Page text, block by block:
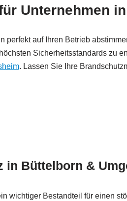
Unternehmen
auf Ihren Betrieb
Sicherheitsstandards zu
. Lassen Sie Ihre
in Büttelborn &
wichtiger Bestandteil für einen